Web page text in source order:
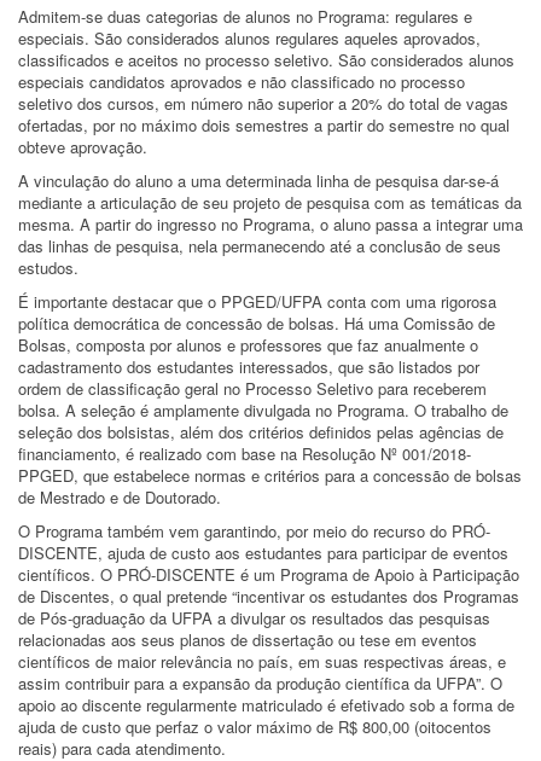
Admitem-se duas categorias de alunos no Programa: regulares e
especiais. São considerados alunos regulares aqueles aprovados,
classificados e aceitos no processo seletivo. São considerados alunos
especiais candidatos aprovados e não classificado no processo
seletivo dos cursos, em número não superior a 20% do total de vagas
ofertadas, por no máximo dois semestres a partir do semestre no qual
obteve aprovação.
A vinculação do aluno a uma determinada linha de pesquisa dar-se-á
mediante a articulação de seu projeto de pesquisa com as temáticas da
mesma. A partir do ingresso no Programa, o aluno passa a integrar uma
das linhas de pesquisa, nela permanecendo até a conclusão de seus
estudos.
É importante destacar que o PPGED/UFPA conta com uma rigorosa
política democrática de concessão de bolsas. Há uma Comissão de
Bolsas, composta por alunos e professores que faz anualmente o
cadastramento dos estudantes interessados, que são listados por
ordem de classificação geral no Processo Seletivo para receberem
bolsa. A seleção é amplamente divulgada no Programa. O trabalho de
seleção dos bolsistas, além dos critérios definidos pelas agências de
financiamento, é realizado com base na Resolução Nº 001/2018-
PPGED, que estabelece normas e critérios para a concessão de bolsas
de Mestrado e de Doutorado.
O Programa também vem garantindo, por meio do recurso do PRÓ-
DISCENTE, ajuda de custo aos estudantes para participar de eventos
científicos. O PRÓ-DISCENTE é um Programa de Apoio à Participação
de Discentes, o qual pretende “incentivar os estudantes dos Programas
de Pós-graduação da UFPA a divulgar os resultados das pesquisas
relacionadas aos seus planos de dissertação ou tese em eventos
científicos de maior relevância no país, em suas respectivas áreas, e
assim contribuir para a expansão da produção científica da UFPA”. O
apoio ao discente regularmente matriculado é efetivado sob a forma de
ajuda de custo que perfaz o valor máximo de R$ 800,00 (oitocentos
reais) para cada atendimento.